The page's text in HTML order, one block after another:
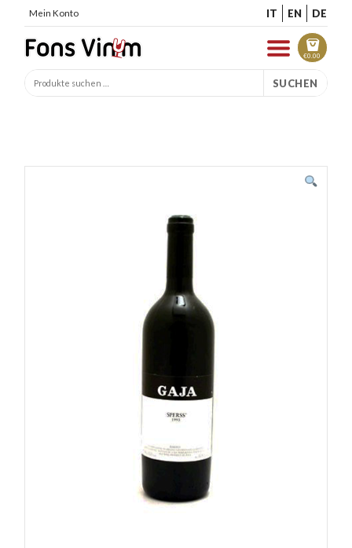
Mein Konto IT EN DE
€0.00
SUCHEN